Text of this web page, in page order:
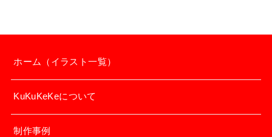
ホーム（イラスト一覧）
KuKuKeKeについて
制作事例